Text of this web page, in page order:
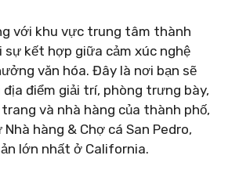
với khu vực trung tâm thành
sự kết hợp giữa cảm xúc nghệ
văn hóa. Đây là nơi bạn sẽ
điểm giải trí, phòng trưng bày,
và nhà hàng của thành phố,
hàng & Chợ cá San Pedro,
lớn nhất ở California.